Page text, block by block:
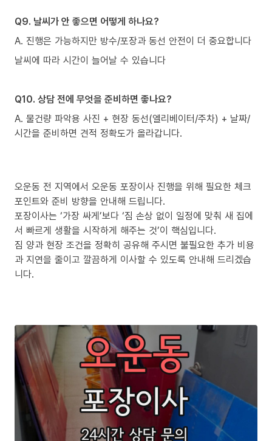
Q9. 날씨가 안 좋으면 어떻게 하나요?
A. 진행은 가능하지만 방수/포장과 동선 안전이 더 중요합니다
날씨에 따라 시간이 늘어날 수 있습니다
Q10. 상담 전에 무엇을 준비하면 좋나요?
A. 물건량 파악용 사진 + 현장 동선(엘리베이터/주차) + 날짜/
시간을 준비하면 견적 정확도가 올라갑니다.
오운동 전 지역에서 오운동 포장이사 진행을 위해 필요한 체크
포인트와 준비 방향을 안내해 드립니다.
포장이사는 ‘가장 싸게’보다 ‘짐 손상 없이 일정에 맞춰 새 집에
서 빠르게 생활을 시작하게 해주는 것’이 핵심입니다.
짐 양과 현장 조건을 정확히 공유해 주시면 불필요한 추가 비용
과 지연을 줄이고 깔끔하게 이사할 수 있도록 안내해 드리겠습
니다.